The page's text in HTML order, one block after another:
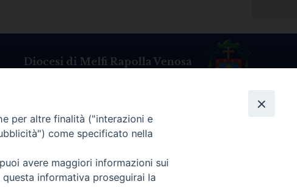
Diocesi di Melfi Rapolla Venosa
per altre finalità ("interazioni e
come specificato nella
avere maggiori informazioni sui
informativa proseguirai la